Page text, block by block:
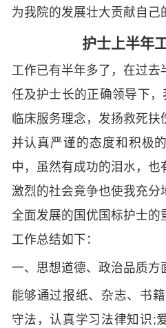
为我院的发展壮大贡献自己
护士上半年
工作已有半年多了，在过去
任及护士长的正确领导下，
临床服务理念，发扬救死扶
并认真严谨的态度和积极
中，虽然有成功的泪水，也
激烈的社会竟争也使我充分
全面发展的国优国标护士的
工作总结如下：
一、思想道德、政治品质方
能够通过报纸、杂志、书
守法，认真学习法律知识;